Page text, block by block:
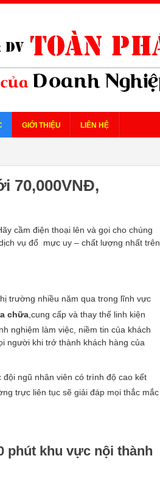
GIỚI THIỆU LIÊN HỆ
70,000VNĐ,
cầm điện thoại lên và gọi cho chúng
vụ đổ mực uy – chất lượng nhất trên
trường nhiều năm qua trong lĩnh vực
chữa ,cung cấp và thay thế linh kiện
nghiệm làm việc, niềm tin của khách
người khi trở thành khách hàng của
đội ngũ nhân viên có trình độ cao kết
trực liên tục sẽ giải đáp mọi thắc mắc
phút khu vực nội thành